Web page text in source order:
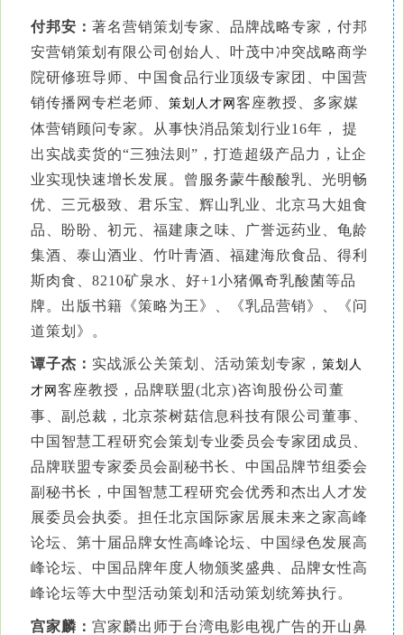
付邦安： 著名营销策划专家、品牌战略专家，付邦
安营销策划有限公司创始人、叶茂中冲突战略商学
院研修班导师、中国食品行业顶级专家团、中国营
销传播网专栏老师、 策划人才网客座教授、多家媒
体营销顾问专家。从事快消品策划行业16年， 提
出实战卖货的“三独法则”，打造超级产品力，让企
业实现快速增长发展。曾服务蒙牛酸酸乳、光明畅
优、三元极致、君乐宝、辉山乳业、北京马大姐食
品、盼盼、初元、福建康之味、广誉远药业、龟龄
集酒、泰山酒业、竹叶青酒、福建海欣食品、得利
斯肉食、8210矿泉水、好+1小猪佩奇乳酸菌等品
牌。出版书籍《策略为王》、《乳品营销》、《问
道策划》。
谭子杰： 实战派公关策划、活动策划专家， 策划人
才网 客座教授，品牌联盟(北京)咨询股份公司董
事、副总裁，北京茶树菇信息科技有限公司董事、
中国智慧工程研究会策划专业委员会专家团成员、
品牌联盟专家委员会副秘书长、中国品牌节组委会
副秘书长，中国智慧工程研究会优秀和杰出人才发
展委员会执委。担任北京国际家居展未来之家高峰
论坛、第十届品牌女性高峰论坛、中国绿色发展高
峰论坛、中国品牌年度人物颁奖盛典、品牌女性高
峰论坛等大中型活动策划和活动策划统筹执行。
宫家麟： 宫家麟出师于台湾电影电视广告的开山鼻